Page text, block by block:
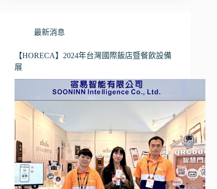
最新消息
【HORECA】2024年台灣國際飯店暨餐飲設備
展